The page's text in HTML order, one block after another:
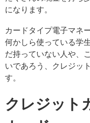
になります。
カードタイプ電子マネ
何かしら使っている学
だ持っていない人や、
いであろう、クレジッ
す。
クレジット